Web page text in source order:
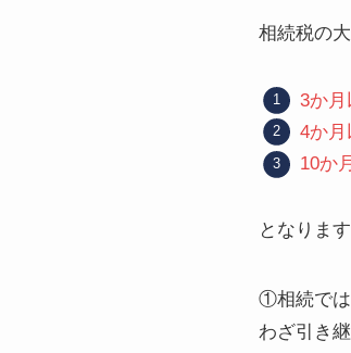
相続税の
3か月
4か月
10か
となります
①相続では
わざ引き